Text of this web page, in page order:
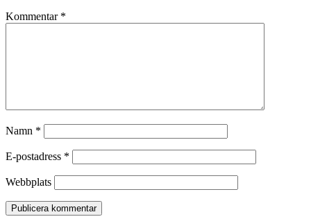
Kommentar *
Namn *
E-postadress *
Webbplats